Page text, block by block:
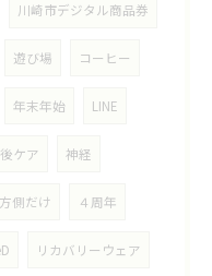
川崎市デジタル商品券
遊び場 コーヒー
年末年始 LINE
ケア 神経
方側だけ ４周年
リカバリーウェア